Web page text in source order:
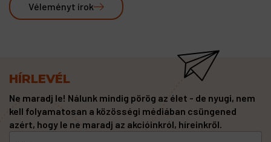
Véleményt írok
HÍRLEVÉL
Ne maradj le! Nálunk mindig pörög az élet - de nyugi, nem
kell folyamatosan a közösségi médiában csüngened
azért, hogy le ne maradj az akcióinkról, híreinkről.